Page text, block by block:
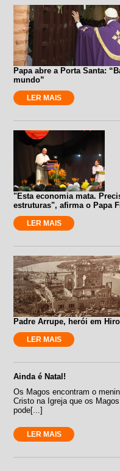
Papa abre a Porta Santa:
mundo”
LER MAIS
"Esta economia mata.
estruturas", afirma o Papa
LER MAIS
Padre Arrupe, herói em
LER MAIS
Ainda é Natal!
Os Magos encontram o
Cristo na Igreja que os
pode[...]
LER MAIS